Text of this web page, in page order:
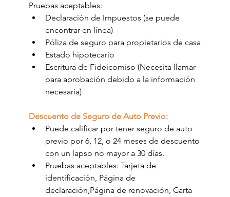
Pruebas aceptables:
Declaración de Impuestos (se puede
encontrar en línea)
Póliza de seguro para propietarios de casa
Estado hipotecario
Escritura de Fideicomiso (Necesita llamar
para aprobación debido a la información
necesaria)
Descuento de Seguro de Auto Previo:
Puede calificar por tener seguro de auto
previo por 6, 12, o 24 meses de descuento
con un lapso no mayor a 30 días.
Pruebas aceptables: Tarjeta de
identificación, Página de
declaración,Página de renovación, Carta